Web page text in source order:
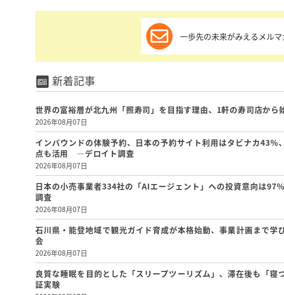
一歩先の未来がみえるメル
新着記事
世界の富裕層が北九州「照寿司」を目指す理由、1軒の寿司店から
2026年08月07日
インバウンドの体験予約、日本の予約サイト利用はタビナカ43
点も活用 ―デロイト調査
2026年08月07日
日本の小売事業者334社の「AIエージェント」への投資意向は
調査
2026年08月07日
石川県・能登地域で観光ガイド育成が本格始動、事業計画まで
会
2026年08月07日
良質な睡眠を目的とした「スリープツーリズム」、滞在後も「
証実験